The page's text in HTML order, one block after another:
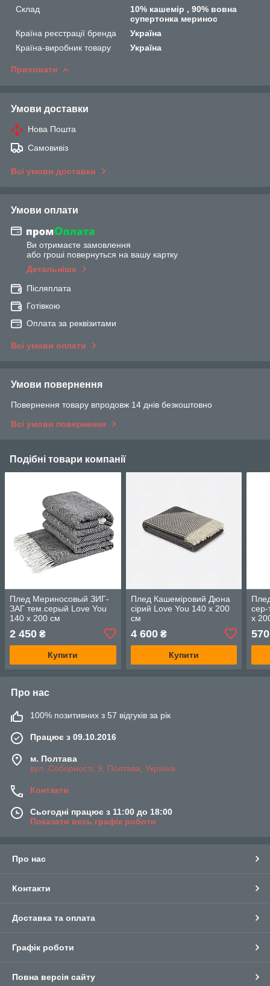
Склад
10% кашемір , 90% вовна
супертонка меринос
Країна реєстрації бренда
Україна
Країна-виробник товару
Україна
Приховати
Умови доставки
Нова Пошта
Самовивіз
Всі умови доставки
Умови оплати
Ви отримаєте замовлення
або гроші повернуться на вашу картку
Детальніше
Післяплата
Готівкою
Оплата за реквізитами
Всі умови оплати
Умови повернення
Повернення товару впродовж 14 днів безкоштовно
Всі умови повернення
Подібні товари компанії
Плед Мериносовый ЗИГ-
ЗАГ тем.серый Love You
140 x 200 см
2 450 ₴
Купити
Плед Кашеміровий Дюна
сірий Love You 140 x 200
см
4 600₴
Купити
x
570
Про нас
100% позитивних з 57 відгуків за рік
Працює з 09.10.2016
м. Полтава
вул. Соборності, 9, Полтава, Україна
Контакти
Сьогодні працює з 11:00 до 18:00
Показати весь графік роботи
Про нас
Контакти
Доставка та оплата
Графік роботи
Повна версія сайту